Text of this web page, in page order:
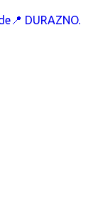
DURAZNO.